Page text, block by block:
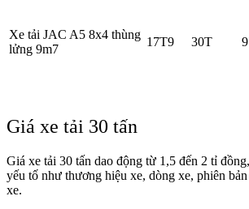
Xe tải JAC A5 8x4 thùng
lửng 9m7
17T9 30T
Giá xe tải 30 tấn
Giá xe tải 30 tấn dao động từ 1,5 đến 2 tỉ
yếu tố như thương hiệu xe, dòng xe, phiên
xe.